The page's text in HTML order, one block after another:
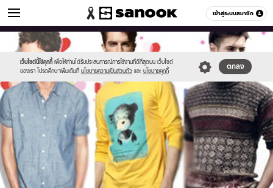
เข้าสู่ระบบสมาชิก
ดูดวง หมวดอื่นๆ
เว็บไซต์นี้ใช้คุกกี้ เพื่อให้ท่านได้รับประสบการณ์การใช้งานที่ดีที่สุดบน เว็บไซต์
ของเรา โปรดศึกษาเพิ่มเติมที่ นโยบายความเป็นส่วนตัว และ นโยบายคุกกี้
ตกลง
Sanook
//s.isanook.com/sr/0/images/logo-
new-
sanook.png
600
60
//s.isanook.com/ho/0/ud/13/67193/m.jpg